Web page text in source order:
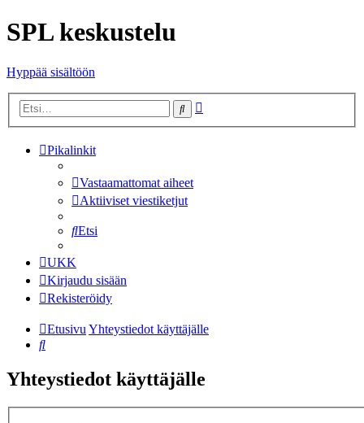
SPL keskustelu
Hyppää sisältöön
Etsi
Pikalinkit
Vastaamattomat aiheet
Aktiiviset viestiketjut
Etsi
UKK
Kirjaudu sisään
Rekisteröidy
EtusivuYhteystiedot käyttäjälle
Etsi
Yhteystiedot käyttäjälle